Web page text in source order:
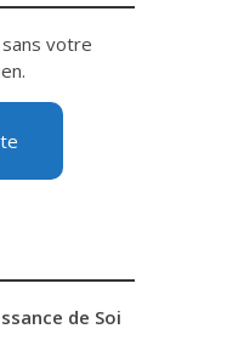
votre
de Soi